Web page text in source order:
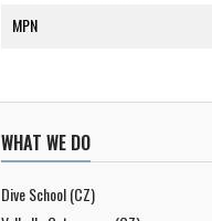
MPN
WHAT WE DO
Dive School (CZ)